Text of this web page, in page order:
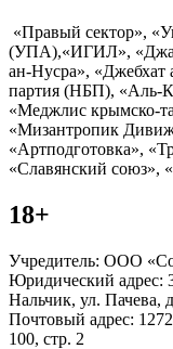
«Правый сектор»,
(УПА),«ИГИЛ»,
ан-Нусра», «Джебхат
партия (НБП), «Аль-
«Меджлис крымско-
«Мизантропик
«Артподготовка»,
«Славянский союз»,
18+
Учредитель: ООО
Юридический адрес:
Нальчик, ул. Пачева,
Почтовый адрес:
100, стр. 2